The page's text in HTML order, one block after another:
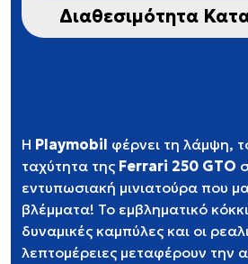
Διαθεσιμότητα
Η Playmobil φέρνει τη λάμψη,
ταχύτητα της Ferrari 250 GTO
εντυπωσιακή μινιατούρα που
βλέμματα! Το εμβληματικό
δυναμικές καμπύλες και οι
λεπτομέρειες μεταφέρουν την